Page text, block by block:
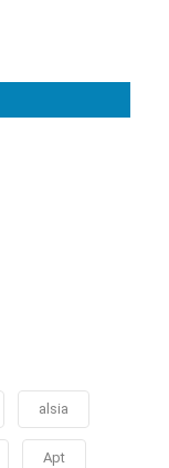
alsia
Apt